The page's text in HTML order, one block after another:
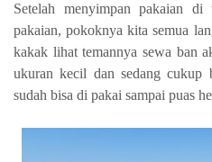
Setelah menyimpan pakaian
pakaian, pokoknya kita semua
kakak lihat temannya sewa ban
ukuran kecil dan sedang cukup
sudah bisa di pakai sampai puas